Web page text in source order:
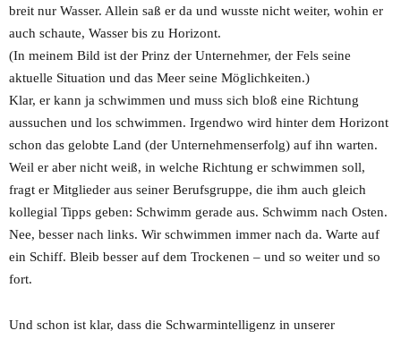
breit nur Wasser. Allein saß er da und wusste nicht weiter, wohin er
auch schaute, Wasser bis zu Horizont.
(In meinem Bild ist der Prinz der Unternehmer, der Fels seine
aktuelle Situation und das Meer seine Möglichkeiten.)
Klar, er kann ja schwimmen und muss sich bloß eine Richtung
aussuchen und los schwimmen. Irgendwo wird hinter dem Horizont
schon das gelobte Land (der Unternehmenserfolg) auf ihn warten.
Weil er aber nicht weiß, in welche Richtung er schwimmen soll,
fragt er Mitglieder aus seiner Berufsgruppe, die ihm auch gleich
kollegial Tipps geben: Schwimm gerade aus. Schwimm nach Osten.
Nee, besser nach links. Wir schwimmen immer nach da. Warte auf
ein Schiff. Bleib besser auf dem Trockenen – und so weiter und so
fort.
Und schon ist klar, dass die Schwarmintelligenz in unserer